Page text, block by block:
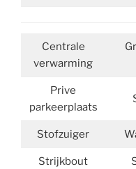
Centrale
verwarming
Prive
parkeerplaats
Stofzuiger
Strijkbout